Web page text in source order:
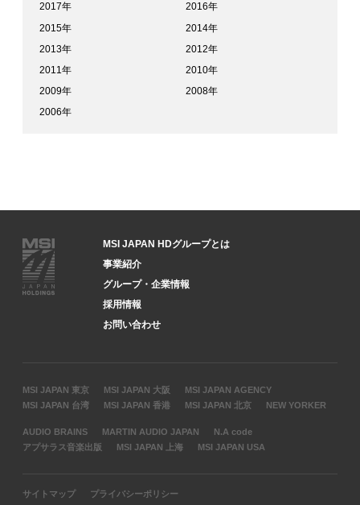
2017年
2016年
2015年
2014年
2013年
2012年
2011年
2010年
2009年
2008年
2006年
MSI JAPAN HDグループとは
事業紹介
グループ・企業情報
採用情報
お問い合わせ
MSI JAPAN 東京 MSI JAPAN 大阪
MSI JAPAN AGENCY
MSI JAPAN 台湾
MSI JAPAN 香港 MSI JAPAN 北京 NEW YORKER
AUDIO BRAINS MARTIN AUDIO JAPAN
N.A code
アプサラス音楽出版
MSI JAPAN 上海 MSI JAPAN USA
サイトマップ プライバシーポリシー